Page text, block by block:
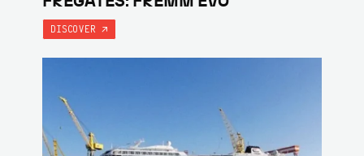
DISCOVER